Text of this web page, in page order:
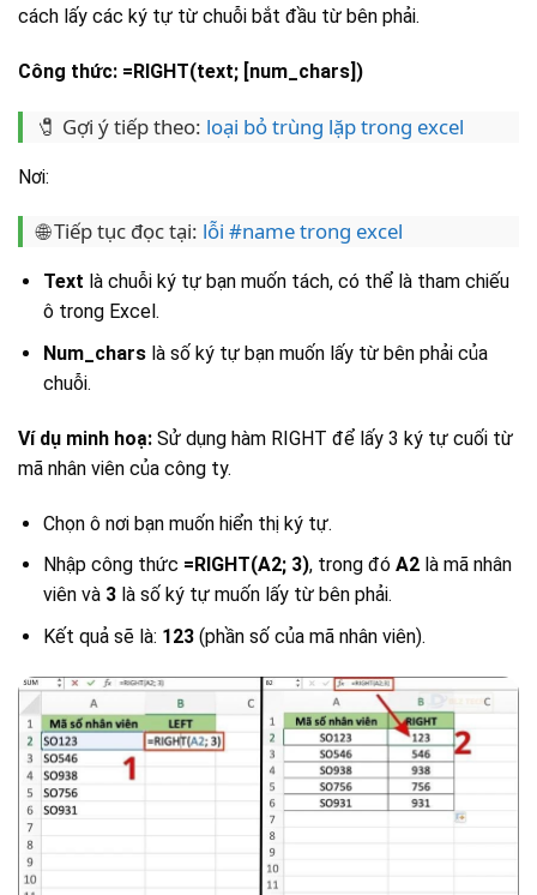
cách lấy các ký tự từ chuỗi bắt đầu từ bên phải.
Công thức: =RIGHT(text; [num_chars])
🧷 Gợi ý tiếp theo: loại bỏ trùng lặp trong excel
Nơi:
🌐 Tiếp tục đọc tại: lỗi #name trong excel
Text là chuỗi ký tự bạn muốn tách, có thể là tham chiếu
ô trong Excel.
Num_charslà số ký tự bạn muốn lấy từ bên phải của
chuỗi.
Ví dụ minh hoạ: Sử dụng hàm RIGHT để lấy 3 ký tự cuối từ
mã nhân viên của công ty.
Chọn ô nơi bạn muốn hiển thị ký tự.
Nhập công thức =RIGHT(A2; 3), trong đó A2là mã nhân
viên và 3là số ký tự muốn lấy từ bên phải.
Kết quả sẽ là: 123(phần số của mã nhân viên).